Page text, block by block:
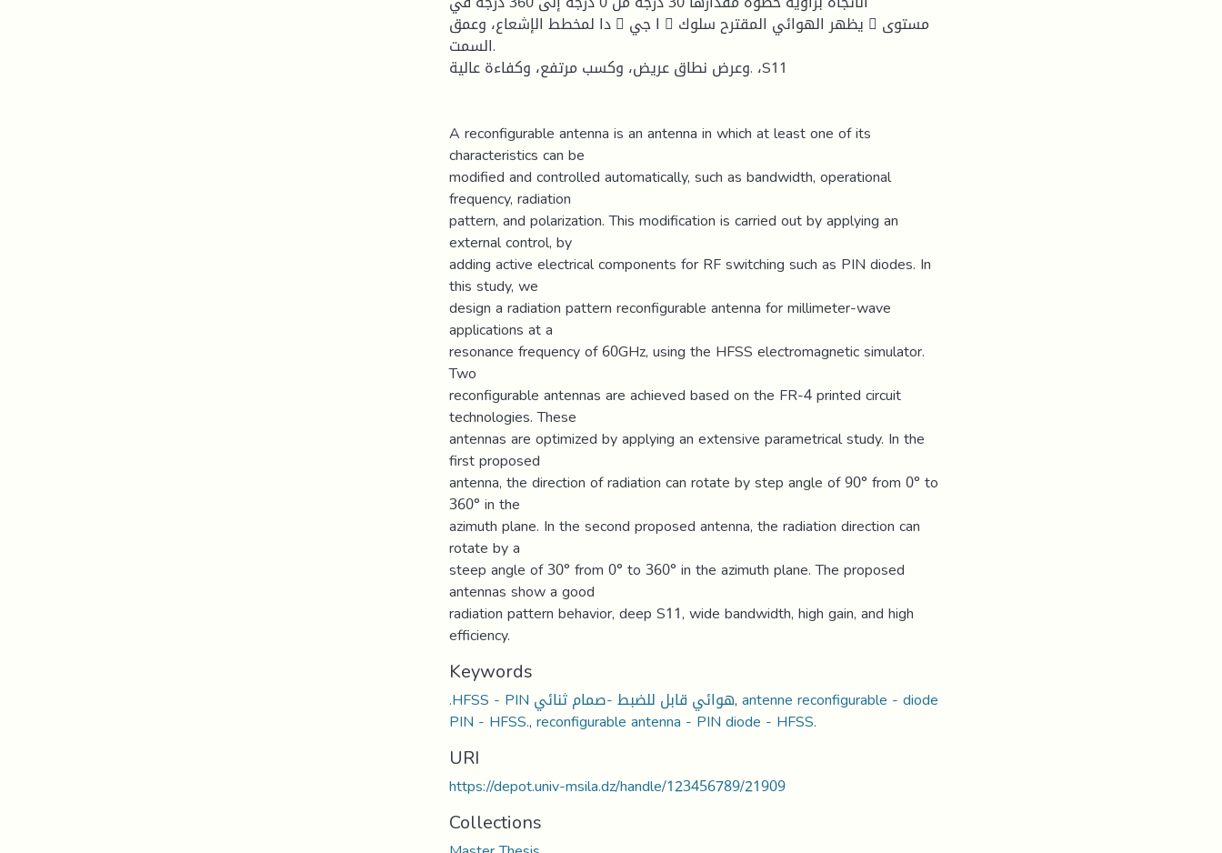
دا لمخطط الإشعاع، وعمق 􀐚 ا جي 􀐚 يظهر الهوائي المقترح سلوك 􀐢 مستوى
السمت.
وعرض نطاق عريض، وكسب مرتفع، وكفاءة عالية. ،S11
A reconfigurable antenna is an antenna in which at least one of its
characteristics can be
modified and controlled automatically, such as bandwidth, operational
frequency, radiation
pattern, and polarization. This modification is carried out by applying an
external control, by
adding active electrical components for RF switching such as PIN diodes. In
this study, we
design a radiation pattern reconfigurable antenna for millimeter-wave
applications at a
resonance frequency of 60GHz, using the HFSS electromagnetic simulator.
Two
reconfigurable antennas are achieved based on the FR-4 printed circuit
technologies. These
antennas are optimized by applying an extensive parametrical study. In the
first proposed
antenna, the direction of radiation can rotate by step angle of 90° from 0° to
360° in the
azimuth plane. In the second proposed antenna, the radiation direction can
rotate by a
steep angle of 30° from 0° to 360° in the azimuth plane. The proposed
antennas show a good
radiation pattern behavior, deep S11, wide bandwidth, high gain, and high
efficiency.
Keywords
.HFSS - PIN هوائي قابل للضبط -صمام ثنائي,antenne reconfigurable - diode
PIN - HFSS.,reconfigurable antenna - PIN diode - HFSS.
URI
https://depot.univ-msila.dz/handle/123456789/21909
Collections